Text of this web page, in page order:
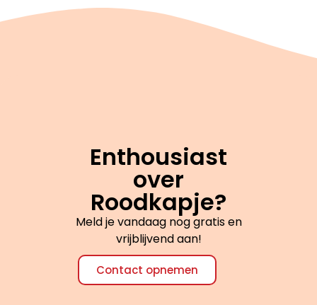
Enthousiast
over
Roodkapje?
Meld je vandaag nog gratis en
vrijblijvend aan!
Contact opnemen